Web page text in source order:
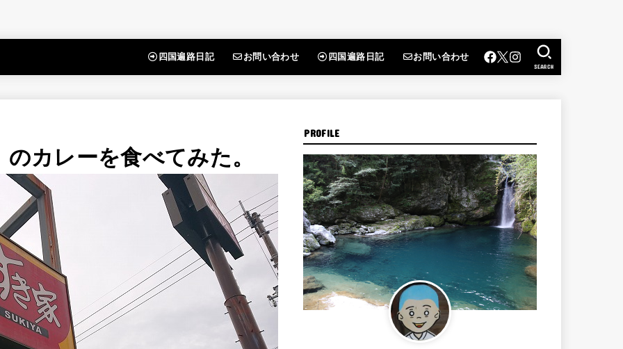
四国遍路日記 お問い合わせ 四国遍路日記 お問い合わせ
SEARCH
カレーを食べてみた。
PROFILE